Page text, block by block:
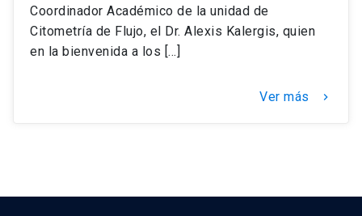
Coordinador Académico de la unidad de
Citometría de Flujo, el Dr. Alexis Kalergis, quien
en la bienvenida a los […]
Ver más keyboard_arrow_right